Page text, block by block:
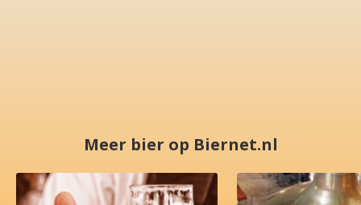
Meer bier op Biernet.nl